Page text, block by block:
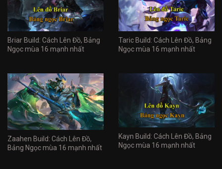
Briar Build: Cách Lên Đồ, Bảng
Ngọc mùa 16 mạnh nhất
Taric Build: Cách Lên Đồ, Bảng
Ngọc mùa 16 mạnh nhất
Zaahen Build: Cách Lên Đồ,
Bảng Ngọc mùa 16 mạnh nhất
Kayn Build: Cách Lên Đồ, Bảng
Ngọc mùa 16 mạnh nhất